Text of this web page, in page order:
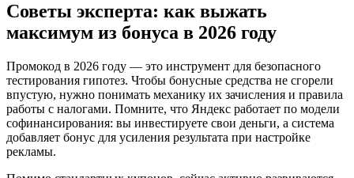
Советы эксперта: как выжать
максимум из бонуса в 2026 году
Промокод в 2026 году — это инструмент для безопасного
тестирования гипотез. Чтобы бонусные средства не сгорели
впустую, нужно понимать механику их зачисления и правила
работы с налогами. Помните, что Яндекс работает по модели
софинансирования: вы инвестируете свои деньги, а система
добавляет бонус для усиления результата при настройке
рекламы.